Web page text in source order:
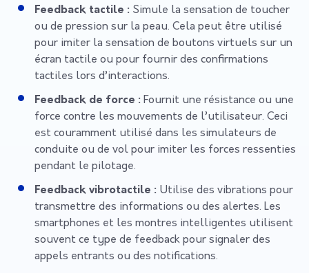
Feedback tactile : Simule la sensation de toucher
ou de pression sur la peau. Cela peut être utilisé
pour imiter la sensation de boutons virtuels sur un
écran tactile ou pour fournir des confirmations
tactiles lors d’interactions.
Feedback de force : Fournit une résistance ou une
force contre les mouvements de l’utilisateur. Ceci
est couramment utilisé dans les simulateurs de
conduite ou de vol pour imiter les forces ressenties
pendant le pilotage.
Feedback vibrotactile : Utilise des vibrations pour
transmettre des informations ou des alertes. Les
smartphones et les montres intelligentes utilisent
souvent ce type de feedback pour signaler des
appels entrants ou des notifications.